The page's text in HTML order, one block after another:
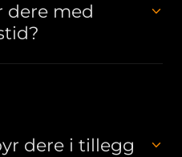
dere med
dere i tillegg